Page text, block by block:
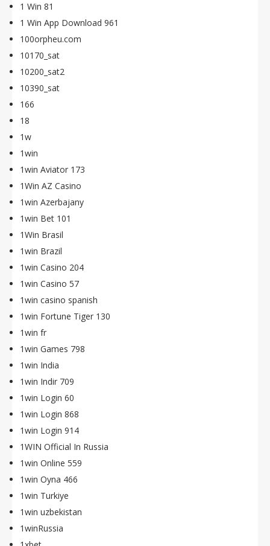
1 Win 81
1 Win App Download 961
100orpheu.com
10170_sat
10200_sat2
10390_sat
166
18
1w
1win
1win Aviator 173
1Win AZ Casino
1win Azerbajany
1win Bet 101
1Win Brasil
1win Brazil
1win Casino 204
1win Casino 57
1win casino spanish
1win Fortune Tiger 130
1win fr
1win Games 798
1win India
1win Indir 709
1win Login 60
1win Login 868
1win Login 914
1WIN Official In Russia
1win Online 559
1win Oyna 466
1win Turkiye
1win uzbekistan
1winRussia